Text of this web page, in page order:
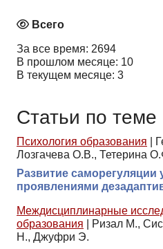
Всего
За все время: 2694
В прошлом месяце: 10
В текущем месяце: 3
Статьи по теме
Психология образования
Лозгачева О.В., Тетерина
Развитие
проявлениями
Междисциплинарные
образования
Ризал М.,
Н., Джуфри Э.